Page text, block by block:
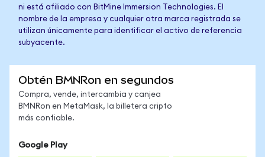
ni está afiliado con BitMine Immersion Technologies. El
nombre de la empresa y cualquier otra marca registrada se
utilizan únicamente para identificar el activo de referencia
subyacente.
Obtén BMNRon en segundos
Compra, vende, intercambia y canjea
BMNRon en MetaMask, la billetera cripto
más confiable.
Google Play